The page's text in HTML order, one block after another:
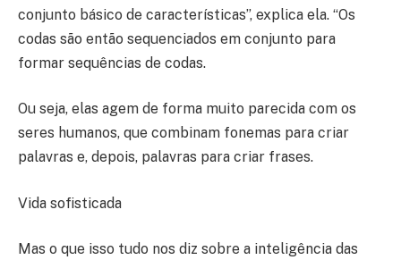
conjunto básico de características”, explica ela. “Os
codas são então sequenciados em conjunto para
formar sequências de codas.
Ou seja, elas agem de forma muito parecida com os
seres humanos, que combinam fonemas para criar
palavras e, depois, palavras para criar frases.
Vida sofisticada
Mas o que isso tudo nos diz sobre a inteligência das